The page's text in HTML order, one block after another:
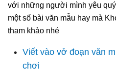
với những người mình yêu
một số bài văn mẫu hay mà
tham khảo nhé
Viết vào vở đoạn văn
chơi